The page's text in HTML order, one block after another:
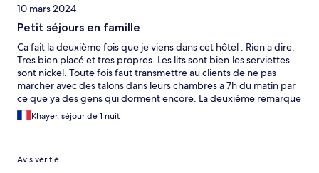
10 mars 2024
Petit séjours en famille
Ca fait la deuxième fois que je viens dans cet hôtel . Rien a dire.
Tres bien placé et tres propres. Les lits sont bien.les serviettes
sont nickel. Toute fois faut transmettre au clients de ne pas
marcher avec des talons dans leurs chambres a 7h du matin par
ce que ya des gens qui dorment encore. La deuxième remarque
c'est que je trouve bizarre que le personnel ne parle pas français
au moins des phrases basic pour communiquer. J'y retournerais
Khayer, séjour de 1 nuit
Avis vérifié